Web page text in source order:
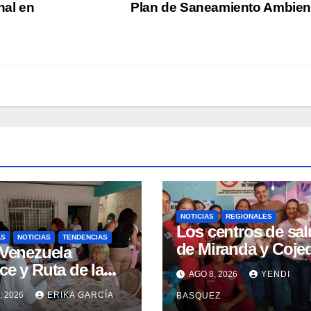
Plan de Saneamiento
en
NOTICIAS TENDENCIAS
y Ruta de la
atención
2026 ERIKA GARCÍA
NOTICIAS REGIONALES
Los centros de
de Miranda y
clausuran con
Semana Mundial
Lactancia Materna
AGO 8, 2026 YENDI
BASQUEZ